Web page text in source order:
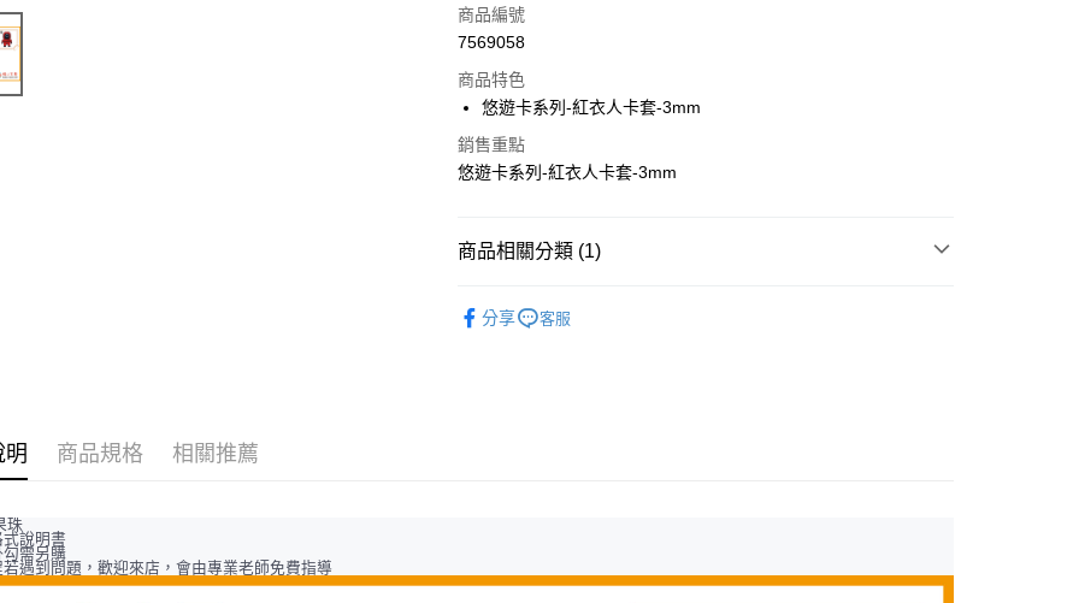
信用卡一次付款
Apple Pay
街口支付
全家取貨付款
每筆NT$60，滿NT$1,500(含以上)免運費
商品編號
7569058
商品特色
悠遊卡系列-紅衣人卡套-3mm
銷售重點
悠遊卡系列-紅衣人卡套-3mm
商品相關分類 (1)
分享
客服
明 商品規格 相關推薦
珠
說明書
需另購
遇到問題，歡迎來店，會由專業老師免費指導